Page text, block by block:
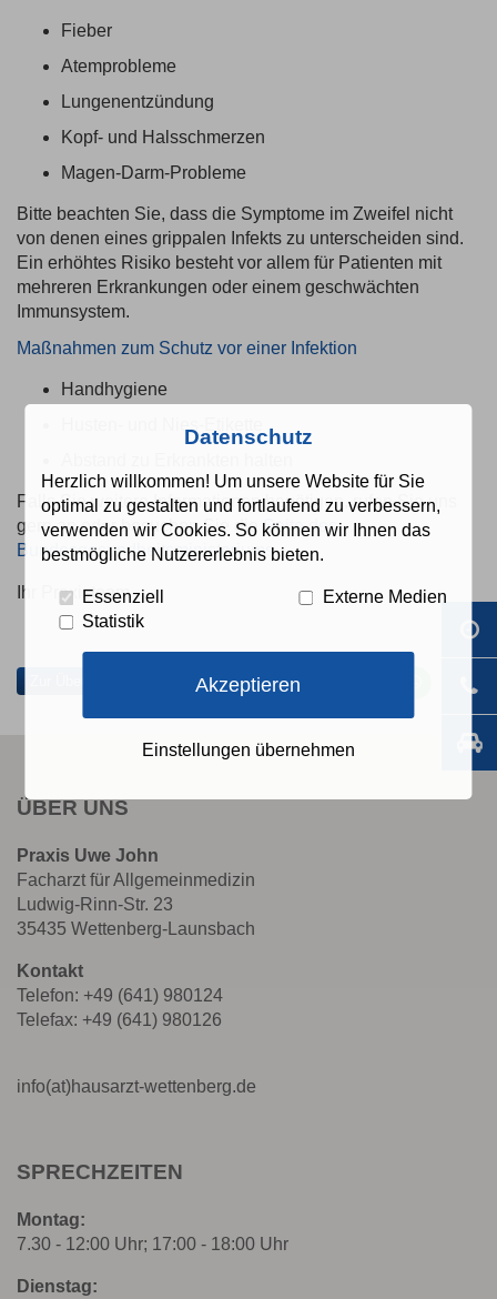
Fieber
Atemprobleme
Lungenentzündung
Kopf- und Halsschmerzen
Magen-Darm-Probleme
Bitte beachten Sie, dass die Symptome im Zweifel nicht
von denen eines grippalen Infekts zu unterscheiden sind.
Ein erhöhtes Risiko besteht vor allem für Patienten mit
mehreren Erkrankungen oder einem geschwächten
Immunsystem.
Maßnahmen zum Schutz vor einer Infektion
Handhygiene
Falls Sie weitere Informationen benötigen, rufen Sie uns
gern an oder besuchen Sie die Seite des
Bundesgesundheitsministeriums.
Ihr Praxisteam
Facebook
Twitter
ÜBER UNS
Praxis Uwe John
Facharzt für Allgemeinmedizin
Ludwig-Rinn-Str. 23
35435 Wettenberg-Launsbach
Kontakt
Telefon: +49 (641) 980124
Telefax: +49 (641) 980126
info(at)hausarzt-wettenberg.de
SPRECHZEITEN
Montag:
7.30 - 12:00 Uhr; 17:00 - 18:00 Uhr
Dienstag:
Datenschutz
Herzlich willkommen! Um unsere Website für Sie
optimal zu gestalten und fortlaufend zu verbessern,
verwenden wir Cookies. So können wir Ihnen das
bestmögliche Nutzererlebnis bieten.
Essenziell
Externe Medien
Statistik
Akzeptieren
Einstellungen übernehmen